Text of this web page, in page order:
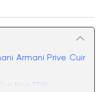
Armani Prive Cuir
Noir EDP